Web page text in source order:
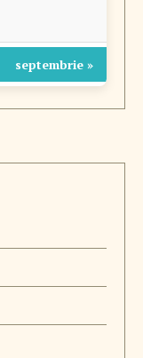
septembrie »